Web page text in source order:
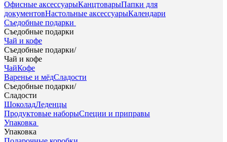
Офисные аксессуарыКанцтоварыПапки для
документовНастольные аксессуарыКалендари
Съедобные подарки
Съедобные подарки
Чай и кофе
Съедобные подарки/
Чай и кофе
ЧайКофе
Варенье и мёдСладости
Съедобные подарки/
Сладости
ШоколадЛеденцы
Продуктовые наборыСпеции и приправы
Упаковка
Упаковка